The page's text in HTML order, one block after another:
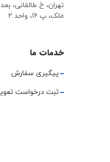
تهران، خ طالقانی،
ملک، پ 16، واحد 2
خدمات ما
پیگیری سفارش
ثبت درخواست